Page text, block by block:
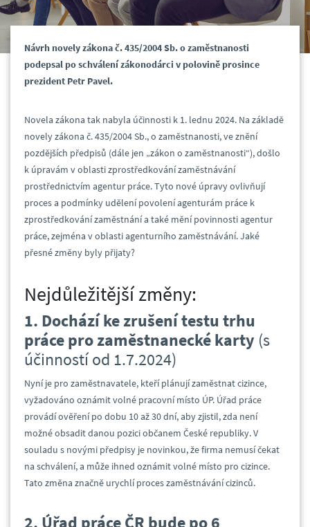
Návrh novely zákona č. 435/2004 Sb. o zaměstnanosti
podepsal po schválení zákonodárci v polovině prosince
prezident Petr Pavel.
Novela zákona tak nabyla účinnosti k 1. lednu 2024. Na základě
novely zákona č. 435/2004 Sb., o zaměstnanosti, ve znění
pozdějších předpisů (dále jen „zákon o zaměstnanosti“), došlo
k úpravám v oblasti zprostředkování zaměstnávání
prostřednictvím agentur práce. Tyto nové úpravy ovlivňují
proces a podmínky udělení povolení agenturám práce k
zprostředkování zaměstnání a také mění povinnosti agentur
práce, zejména v oblasti agenturního zaměstnávání. Jaké
přesné změny byly přijaty?
Nejdůležitější změny:
1. Dochází ke zrušení testu trhu
práce pro zaměstnanecké karty (s
účinností od 1.7.2024)
Nyní je pro zaměstnavatele, kteří plánují zaměstnat cizince,
vyžadováno oznámit volné pracovní místo ÚP. Úřad práce
provádí ověření po dobu 10 až 30 dní, aby zjistil, zda není
možné obsadit danou pozici občanem České republiky. V
souladu s novými předpisy je novinkou, že firma nemusí čekat
na schválení, a může ihned oznámit volné místo pro cizince.
Tato změna značně urychlí proces zaměstnávání cizinců.